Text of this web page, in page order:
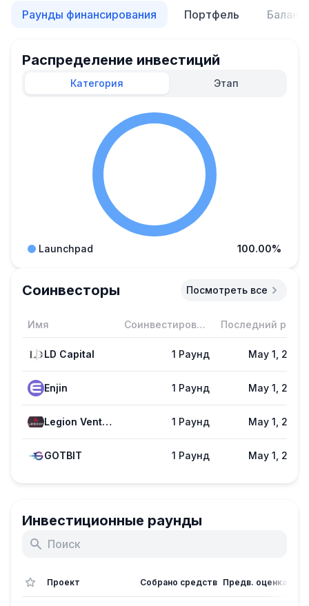
Раунды финансирования Портфель
Распределение инвестиций
Категория Этап
Launchpad 100.00%
Соинвесторы Посмотреть все
Имя Соинвестирование
LD Capital 1 Раунд May 1, 2022
Enjin 1 Раунд May 1, 2022
Legion Ventures 1 Раунд May 1, 2022
GOTBIT 1 Раунд May 1, 2022
Инвестиционные раунды
Проект Собрано средств Предв. оценка